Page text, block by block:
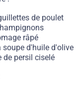
de poulet
râpé
soupe d'huile d'olive
de persil ciselé